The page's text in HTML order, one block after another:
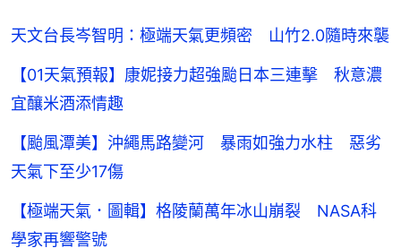
天文台長岑智明：極端天氣更頻密 山竹2.0隨時來襲
【01天氣預報】康妮接力超強颱日本三連擊 秋意濃
宜釀米酒添情趣
【颱風潭美】沖繩馬路變河 暴雨如強力水柱 惡劣
天氣下至少17傷
【極端天氣．圖輯】格陵蘭萬年冰山崩裂 NASA科
學家再響警號